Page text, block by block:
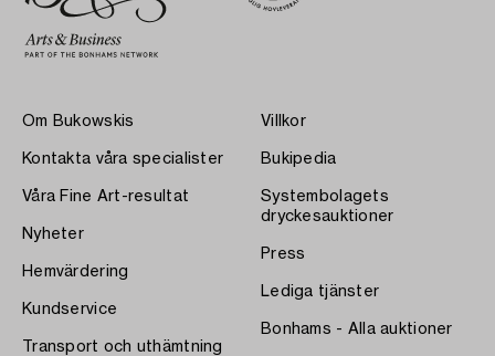
Om Bukowskis
Kontakta våra specialister
Våra Fine Art-resultat
Nyheter
Hemvärdering
Kundservice
Transport och uthämtning
Villkor
Bukipedia
Systembolagets
dryckesauktioner
Press
Lediga tjänster
Bonhams - Alla auktioner